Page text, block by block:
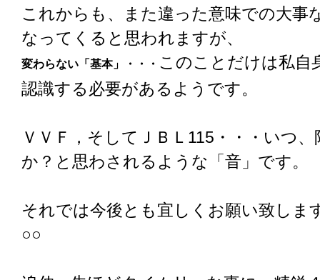
これからも、また違った意味での大事
なってくると思われますが、
変わらない「基本」・・・ このことだけは私自
認識する必要があるようです。
ＶＶＦ，そしてＪＢＬ115・・・いつ
か？と思わされるような「音」です。
それでは今後とも宜しくお願い致しま
○○